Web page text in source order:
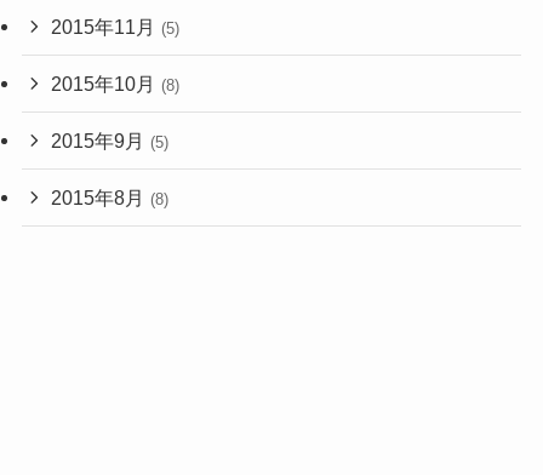
2015年11月 (5)
2015年10月 (8)
2015年9月 (5)
2015年8月 (8)